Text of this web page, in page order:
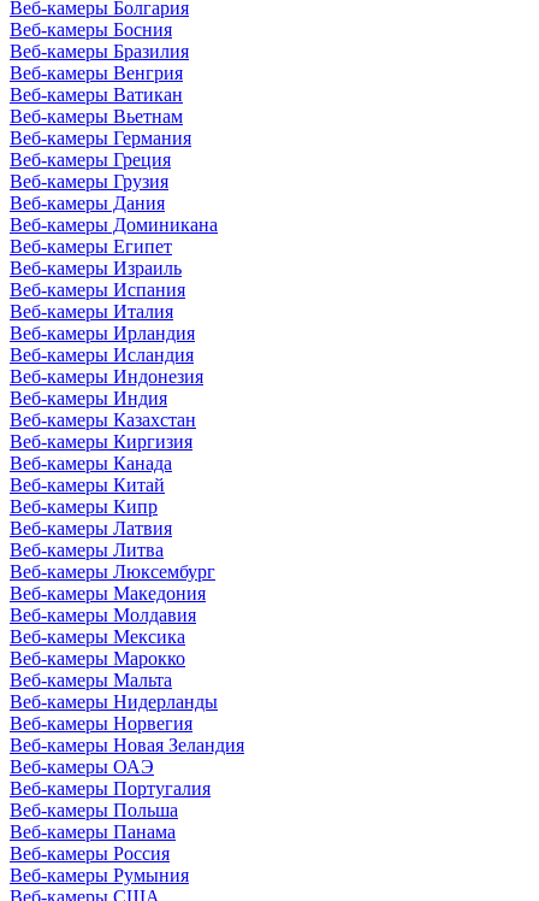
Веб-камеры Болгария
Веб-камеры Босния
Веб-камеры Бразилия
Веб-камеры Венгрия
Веб-камеры Ватикан
Веб-камеры Вьетнам
Веб-камеры Германия
Веб-камеры Греция
Веб-камеры Грузия
Веб-камеры Дания
Веб-камеры Доминикана
Веб-камеры Египет
Веб-камеры Израиль
Веб-камеры Испания
Веб-камеры Италия
Веб-камеры Ирландия
Веб-камеры Исландия
Веб-камеры Индонезия
Веб-камеры Индия
Веб-камеры Казахстан
Веб-камеры Киргизия
Веб-камеры Канада
Веб-камеры Китай
Веб-камеры Кипр
Веб-камеры Латвия
Веб-камеры Литва
Веб-камеры Люксембург
Веб-камеры Македония
Веб-камеры Молдавия
Веб-камеры Мексика
Веб-камеры Марокко
Веб-камеры Мальта
Веб-камеры Нидерланды
Веб-камеры Норвегия
Веб-камеры Новая Зеландия
Веб-камеры ОАЭ
Веб-камеры Португалия
Веб-камеры Польша
Веб-камеры Панама
Веб-камеры Россия
Веб-камеры Румыния